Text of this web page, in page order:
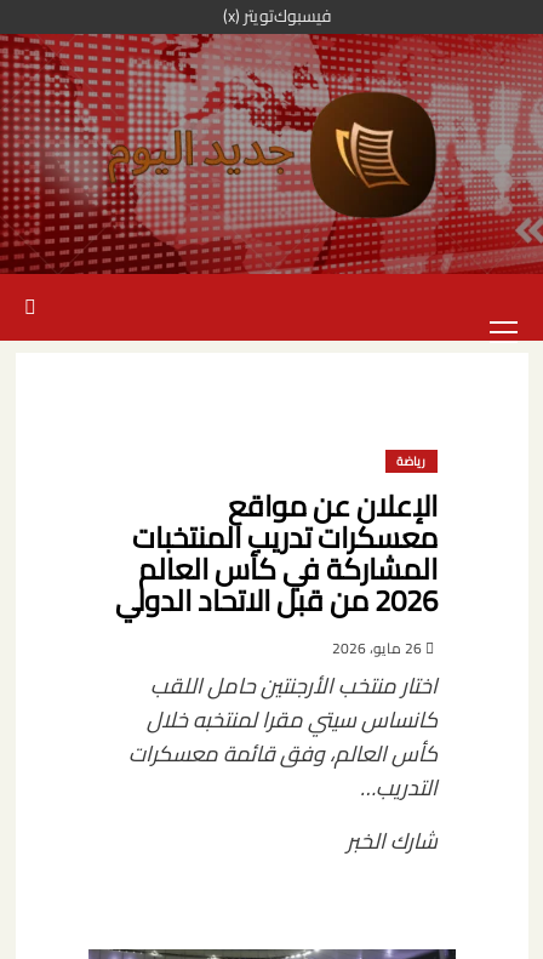
إلى
المحتوى
فيسبوكتويتر (x)
الرئيسية
رياضة
الإعلان عن مواقع
معسكرات تدريب المنتخبات
المشاركة في كأس العالم
2026 من قبل الاتحاد الدولي
26 مايو، 2026
اختار منتخب الأرجنتين حامل اللقب
كانساس سيتي مقرا لمنتخبه خلال
كأس العالم، وفق قائمة معسكرات
التدريب…
شارك الخبر